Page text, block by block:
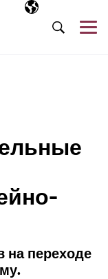
Выбранный
RU
Поиск
на переходе